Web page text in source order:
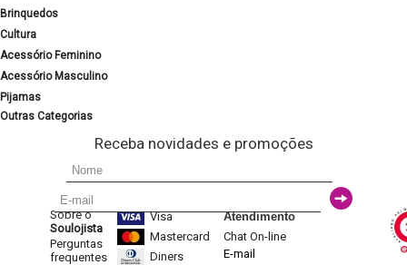
Brinquedos
Cultura
Acessório Feminino
Acessório Masculino
Pijamas
Outras Categorias
Receba novidades e promoções
Sobre o
Soulojista
Perguntas
frequentes
Visa
Mastercard
Diners
Atendimento
Chat On-line
E-mail